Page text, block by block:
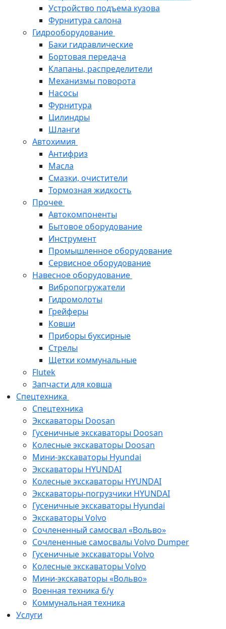
Устройство подъема кузова
Фурнитура салона
Гидрооборудование
Баки гидравлические
Бортовая передача
Клапаны, распределители
Механизмы поворота
Насосы
Фурнитура
Цилиндры
Шланги
Автохимия
Антифриз
Масла
Смазки, очистители
Тормозная жидкость
Прочее
Автокомпоненты
Бытовое оборудование
Инструмент
Промышленное оборудование
Сервисное оборудование
Навесное оборудование
Вибропогружатели
Гидромолоты
Грейферы
Ковши
Приборы буксирные
Стрелы
Щетки коммунальные
Flutek
Запчасти для ковша
Спецтехника
Спецтехника
Экскаваторы Doosan
Гусеничные экскаваторы Doosan
Колесные экскаваторы Doosan
Мини-экскаваторы Hyundai
Экскаваторы HYUNDAI
Колесные экскаваторы HYUNDAI
Экскаваторы-погрузчики HYUNDAI
Гусеничные экскаваторы Hyundai
Экскаваторы Volvo
Сочлененный самосвал «Вольво»
Сочлененные самосвалы Volvo Dumper
Гусеничные экскаваторы Volvo
Колесные экскаваторы Volvo
Мини-экскаваторы «Вольво»
Военная техника б/у
Коммунальная техника
Услуги